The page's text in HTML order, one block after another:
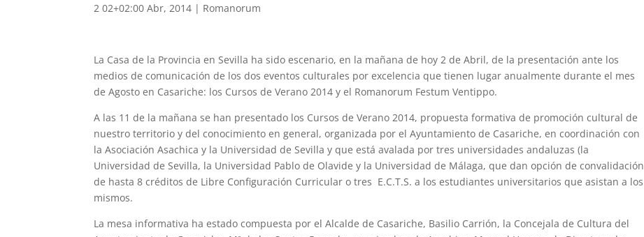
2 02+02:00 Abr, 2014 | Romanorum
La Casa de la Provincia en Sevilla ha sido escenario, en la mañana de hoy 2 de Abril, de la presentación ante los
medios de comunicación de los dos eventos culturales por excelencia que tienen lugar anualmente durante el mes
de Agosto en Casariche: los Cursos de Verano 2014 y el Romanorum Festum Ventippo.
A las 11 de la mañana se han presentado los Cursos de Verano 2014, propuesta formativa de promoción cultural de
nuestro territorio y del conocimiento en general, organizada por el Ayuntamiento de Casariche, en coordinación con
la Asociación Asachica y la Universidad de Sevilla y que está avalada por tres universidades andaluzas (la
Universidad de Sevilla, la Universidad Pablo de Olavide y la Universidad de Málaga, que dan opción de convalidación
de hasta 8 créditos de Libre Configuración Curricular o tres E.C.T.S. a los estudiantes universitarios que asistan a los
mismos.
La mesa informativa ha estado compuesta por el Alcalde de Casariche, Basilio Carrión, la Concejala de Cultura del